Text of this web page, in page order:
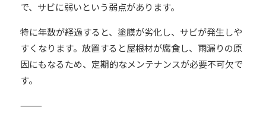
で、サビに弱いという弱点があります。
特に年数が経過すると、塗膜が劣化し、サビが発生しや
すくなります。放置すると屋根材が腐食し、雨漏りの原
因にもなるため、定期的なメンテナンスが必要不可欠で
す。
⸻